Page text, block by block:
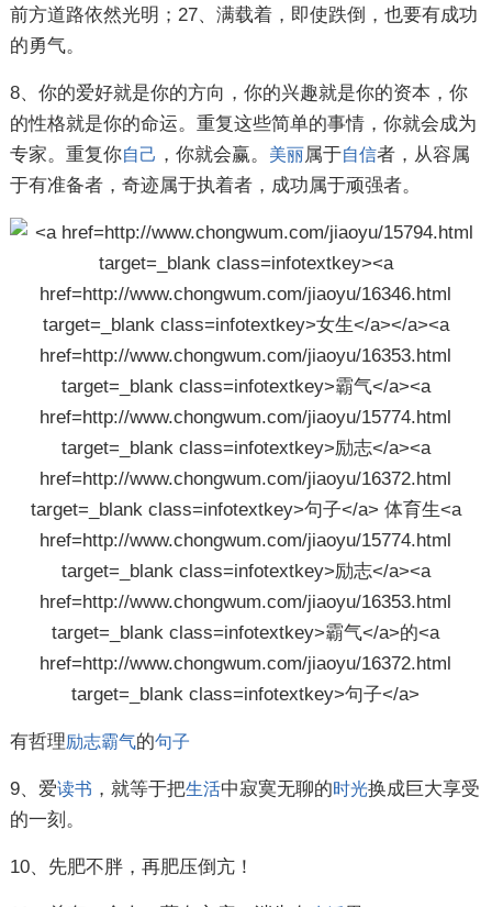
前方道路依然光明；27、满载着，即使跌倒，也要有成功
的勇气。
8、你的爱好就是你的方向，你的兴趣就是你的资本，你
的性格就是你的命运。重复这些简单的事情，你就会成为
专家。重复你自己 ，你就会赢。 美丽属于自信者，从容属
于有准备者，奇迹属于执着者，成功属于顽强者。
有哲理励志霸气的句子
9、爱读书 ，就等于把生活中寂寞无聊的时光换成巨大享受
的一刻。
10、先肥不胖，再肥压倒亢！